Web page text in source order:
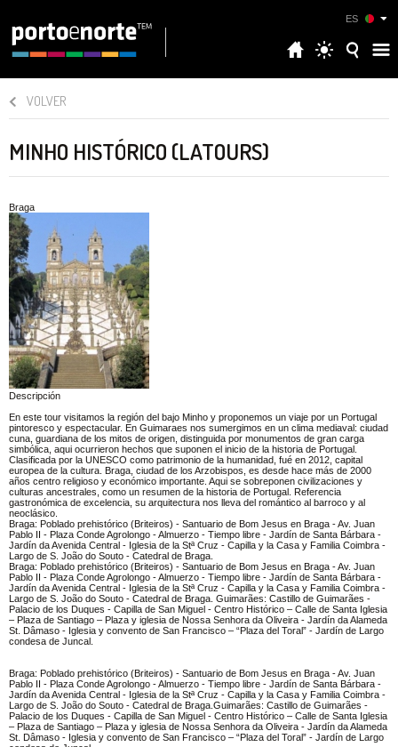
ES
VOLVER
MINHO HISTÓRICO (LATOURS)
Braga
Descripción
En este tour visitamos la región del bajo Minho y proponemos un viaje por un Portugal
pintoresco y espectacular. En Guimaraes nos sumergimos en un clima mediaval: ciudad
cuna, guardiana de los mitos de origen, distinguida por monumentos de gran carga
simbólica, aqui ocurrieron hechos que suponen el inicio de la historia de Portugal.
Clasificada por la UNESCO como patrimonio de la humanidad, fué en 2012, capital
europea de la cultura. Braga, ciudad de los Arzobispos, es desde hace más de 2000
años centro religioso y económico importante. Aqui se sobreponen civilizaciones y
culturas ancestrales, como un resumen de la historia de Portugal. Referencia
gastronómica de excelencia, su arquitectura nos lleva del romántico al barroco y al
neoclásico.
Braga: Poblado prehistórico (Briteiros) - Santuario de Bom Jesus en Braga - Av. Juan
Pablo II - Plaza Conde Agrolongo - Almuerzo - Tiempo libre - Jardín de Santa Bárbara -
Jardín da Avenida Central - Iglesia de la Stª Cruz - Capilla y la Casa y Familia Coimbra -
Largo de S. João do Souto - Catedral de Braga.
Braga: Poblado prehistórico (Briteiros) - Santuario de Bom Jesus en Braga - Av. Juan
Pablo II - Plaza Conde Agrolongo - Almuerzo - Tiempo libre - Jardín de Santa Bárbara -
Jardín da Avenida Central - Iglesia de la Stª Cruz - Capilla y la Casa y Familia Coimbra -
Largo de S. João do Souto - Catedral de Braga. Guimarães: Castillo de Guimarães -
Palacio de los Duques - Capilla de San Miguel - Centro Histórico – Calle de Santa Iglesia
– Plaza de Santiago – Plaza y iglesia de Nossa Senhora da Oliveira - Jardín da Alameda
St. Dâmaso - Iglesia y convento de San Francisco – “Plaza del Toral” - Jardín de Largo
condesa de Juncal.
Braga: Poblado prehistórico (Briteiros) - Santuario de Bom Jesus en Braga - Av. Juan
Pablo II - Plaza Conde Agrolongo - Almuerzo - Tiempo libre - Jardín de Santa Bárbara -
Jardín da Avenida Central - Iglesia de la Stª Cruz - Capilla y la Casa y Familia Coimbra -
Largo de S. João do Souto - Catedral de Braga.Guimarães: Castillo de Guimarães -
Palacio de los Duques - Capilla de San Miguel - Centro Histórico – Calle de Santa Iglesia
– Plaza de Santiago – Plaza y iglesia de Nossa Senhora da Oliveira - Jardín da Alameda
St. Dâmaso - Iglesia y convento de San Francisco – “Plaza del Toral” - Jardín de Largo